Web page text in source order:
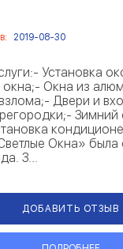
2019-08-30
Установка
Окна из
Двери и
Зимний
Окна» была
З...
ДОБАВИТЬ ОТЗЫВ